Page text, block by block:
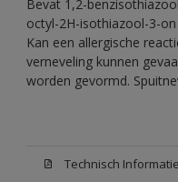
Bevat 1,2-
octyl-2H-isothiazool-3-
Kan een allergische
verneveling kunnen
worden gevormd.